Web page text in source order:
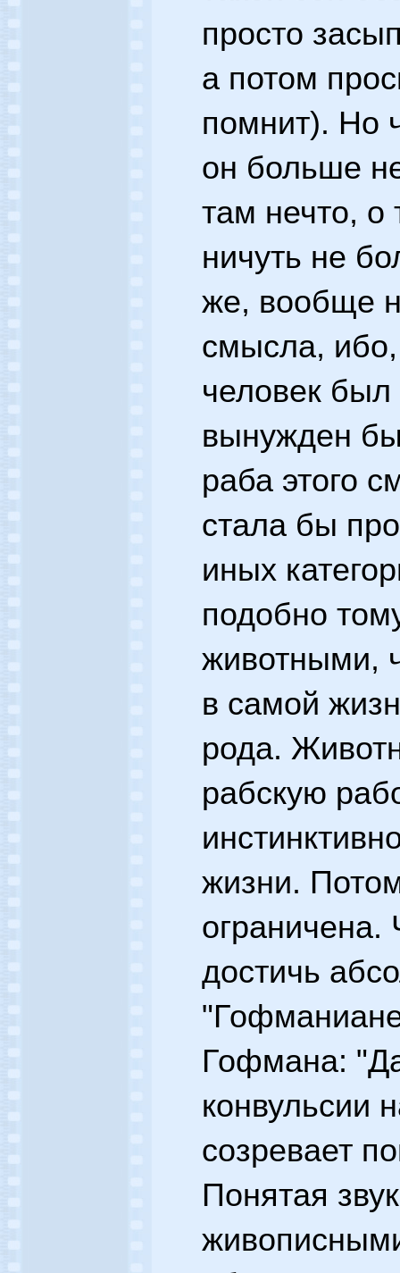
просто
а потом
помнит). Но
он больше
там нечто, о
ничуть не
же, вообще
смысла,
человек
вынужден
раба этого
стала бы
иных
подобно
животными,
в самой
рода.
рабскую
жизни.
ограничена.
достичь
Гофмана:
конвульсии
созревает
Понятая